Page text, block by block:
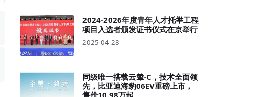
2024-2026年度青年人才托举工程
项目入选者颁发证书仪式在京举行
2025-04-28
同级唯一搭载云辇-C，技术全面领
先，比亚迪海豹06EV重磅上市，